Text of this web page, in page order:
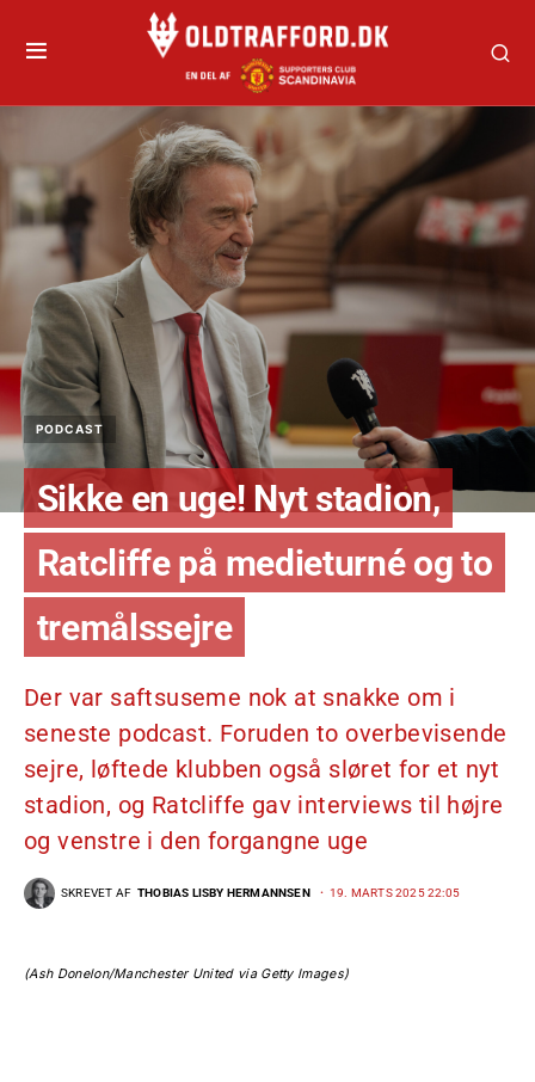
PODCAST
Sikke en uge! Nyt stadion,
Ratcliffe på medieturné og to
tremålssejre
Der var saftsuseme nok at snakke om i
seneste podcast. Foruden to overbevisende
sejre, løftede klubben også sløret for et nyt
stadion, og Ratcliffe gav interviews til højre
og venstre i den forgangne uge
SKREVET AF THOBIAS LISBY HERMANNSEN 19. MARTS 2025 22:05
(Ash Donelon/Manchester United via Getty Images)